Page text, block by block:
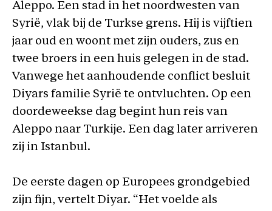
Aleppo. Een stad in het noordwesten van
Syrië, vlak bij de Turkse grens. Hij is vijftien
jaar oud en woont met zijn ouders, zus en
twee broers in een huis gelegen in de stad.
Vanwege het aanhoudende conflict besluit
Diyars familie Syrië te ontvluchten. Op een
doordeweekse dag begint hun reis van
Aleppo naar Turkije. Een dag later arriveren
zij in Istanbul.
De eerste dagen op Europees grondgebied
zijn fijn, vertelt Diyar. “Het voelde als